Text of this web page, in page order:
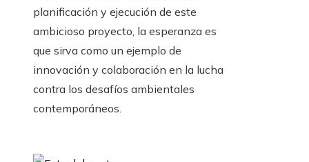
planificación y ejecución de este
ambicioso proyecto, la esperanza es
que sirva como un ejemplo de
innovación y colaboración en la lucha
contra los desafíos ambientales
contemporáneos.